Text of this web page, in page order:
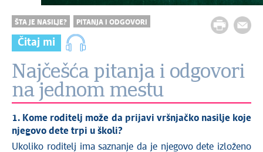
ŠTA JE NASILJE? PITANJA I ODGOVORI
Čitaj mi
Najčešća pitanja i odgovori
na jednom mestu
1. Kome roditelj može da prijavi vršnjačko nasilje koje
njegovo dete trpi u školi?
Ukoliko roditelj ima saznanje da je njegovo dete izloženo